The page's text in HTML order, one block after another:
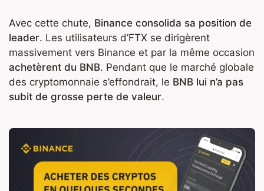
Avec cette chute, Binance consolida sa position de
leader. Les utilisateurs d’FTX se dirigèrent
massivement vers Binance et par la même occasion
achetèrent du BNB. Pendant que le marché globale
des cryptomonnaie s’effondrait, le BNB lui n’a pas
subit de grosse perte de valeur.